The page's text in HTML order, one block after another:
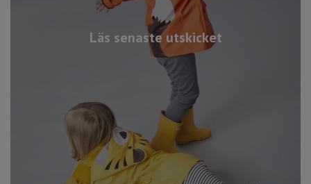
Läs senaste utskicket